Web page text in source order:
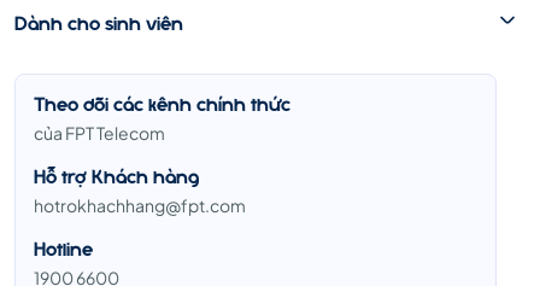
Dành cho sinh viên
Theo dõi các kênh chính thức
của FPT Telecom
Hỗ trợ Khách hàng
hotrokhachhang@fpt.com
Hotline
1900 6600